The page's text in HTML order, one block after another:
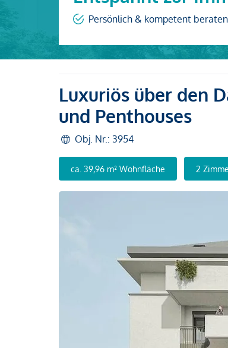
Persönlich & kompetent beraten
Luxuriös über den
und Penthouses
Obj. Nr.: 3954
ca. 39,96 m² Wohnfläche 2